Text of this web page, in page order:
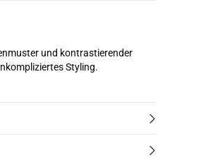
und kontrastierender
Styling.